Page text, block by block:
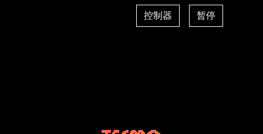
控制器 暂停